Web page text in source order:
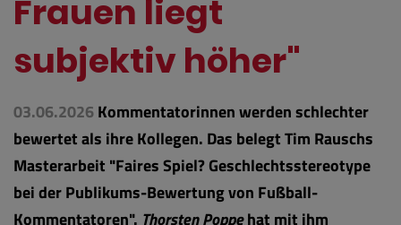
Frauen liegt
subjektiv höher"
03.06.2026Kommentatorinnen werden schlechter
bewertet als ihre Kollegen. Das belegt Tim Rauschs
Masterarbeit "Faires Spiel? Geschlechtsstereotype
bei der Publikums-Bewertung von Fußball-
Kommentatoren". Thorsten Poppehat mit ihm